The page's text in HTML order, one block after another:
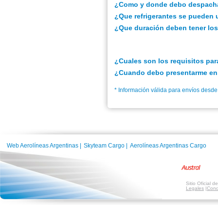
¿Como y donde debo
¿Que refrigerantes se pueden
¿Que duración deben tener
¿Cuales son los requisitos
¿Cuando debo presentarme
* Información válida para envíos
Web Aerolíneas Argentinas Skyteam Cargo Aerolíneas Argentinas Cargo
Sitio Oficial
Legales |